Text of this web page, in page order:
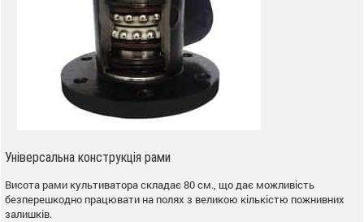
Універсальна конструкція рами
Висота рами культиватора складає 80 см., що дає можливість
безперешкодно працювати на полях з великою кількістю пожнивних
залишків.